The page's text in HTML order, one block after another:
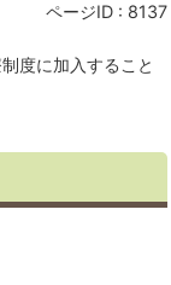
ページID : 8137
度に加入すること